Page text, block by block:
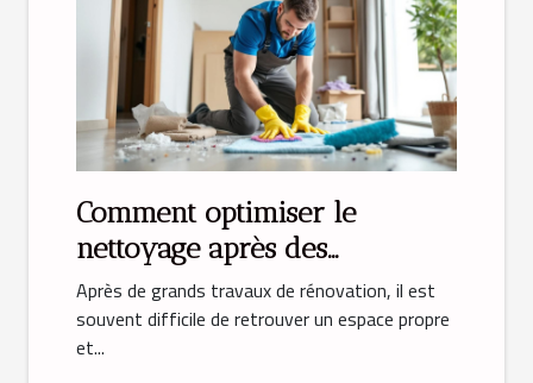
Comment optimiser le
nettoyage après des
rénovations majeures ?
Après de grands travaux de rénovation, il est
souvent difficile de retrouver un espace propre
et...